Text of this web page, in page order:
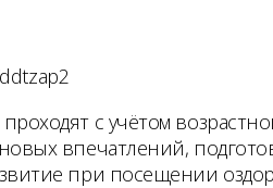
с учётом
впечатлений,
при посещении